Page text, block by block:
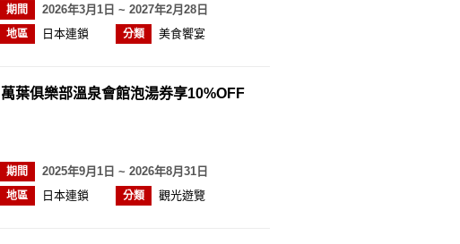
期間 2026年3月1日 ~ 2027年2月28日
地區 日本連鎖 分類 美食饗宴
萬葉俱樂部溫泉會館泡湯券享10%OFF
期間 2025年9月1日 ~ 2026年8月31日
地區 日本連鎖 分類 觀光遊覽